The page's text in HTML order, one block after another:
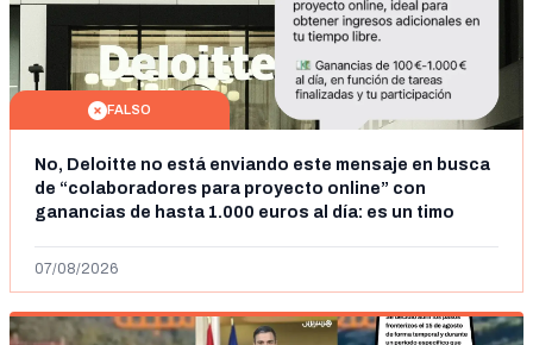
FALSO
No, Deloitte no está enviando este mensaje en busca
de “colaboradores para proyecto online” con
ganancias de hasta 1.000 euros al día: es un timo
07/08/2026